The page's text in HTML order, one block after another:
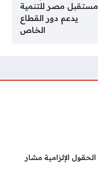
مستقبل مصر للتنمية
يدعم دور القطاع
الخاص
الحقول الإلزامية مشار